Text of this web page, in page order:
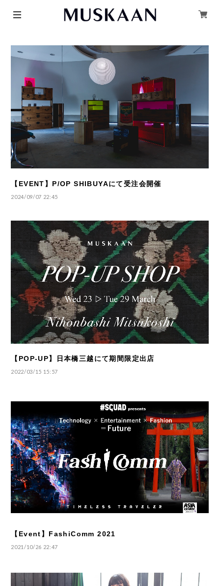
【EVENT】P/OP SHIBUYAにて受注会開催
2024/09/07 22:45
【POP-UP】日本橋三越にて期間限定出店
2022/03/15 15:57
【Event】FashiComm 2021
2021/10/26 22:47